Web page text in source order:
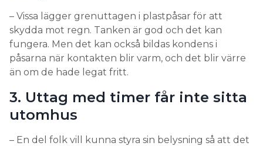
– Vissa lägger grenuttagen i plastpåsar för att
skydda mot regn. Tanken är god och det kan
fungera. Men det kan också bildas kondens i
påsarna när kontakten blir varm, och det blir värre
än om de hade legat fritt.
3. Uttag med timer får inte sitta
utomhus
– En del folk vill kunna styra sin belysning så att det